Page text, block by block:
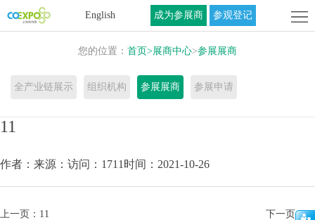
English 成为参展商 参观登记
首
心我
您的位置： 首页>展商中心>参展展商
全产业链展示 组织机构 参展展商 参展申请
11
作者： 来源： 访问：1711 时间：2021-10-26
上一页： 11 下一页：11